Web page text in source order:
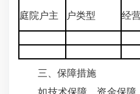
庭院户主 户类型 经
三、保障措施
如技术保障、资金保障